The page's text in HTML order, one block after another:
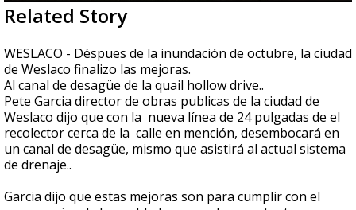
0
seconds
of
45
seconds
Related Story
WESLACO - Déspues de la inundación de octubre, la ciudad
de Weslaco finalizo las mejoras.
Al canal de desagüe de la quail hollow drive..
Pete Garcia director de obras publicas de la ciudad de
Weslaco dijo que con la nueva línea de 24 pulgadas de el
recolector cerca de la calle en mención, desembocará en
un canal de desagüe, mismo que asistirá al actual sistema
de drenaje..
Garcia dijo que estas mejoras son para cumplir con el